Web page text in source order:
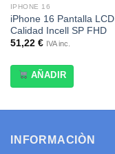
IPHONE 16
iPhone 16 Pantalla LCD
Calidad Incell SP FHD
51,22 € IVA inc.
AÑADIR
INFORMACIÒN